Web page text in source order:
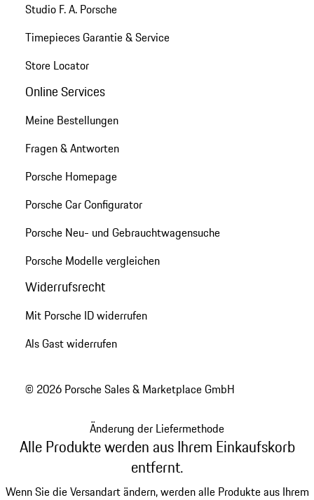
Studio F. A. Porsche
Timepieces Garantie & Service
Store Locator
Online Services
Meine Bestellungen
Fragen & Antworten
Porsche Homepage
Porsche Car Configurator
Porsche Neu- und Gebrauchtwagensuche
Porsche Modelle vergleichen
Widerrufsrecht
Mit Porsche ID widerrufen
Als Gast widerrufen
© 2026 Porsche Sales & Marketplace GmbH
Änderung der Liefermethode
Alle Produkte werden aus Ihrem Einkaufskorb
entfernt.
Wenn Sie die Versandart ändern, werden alle Produkte aus Ihrem